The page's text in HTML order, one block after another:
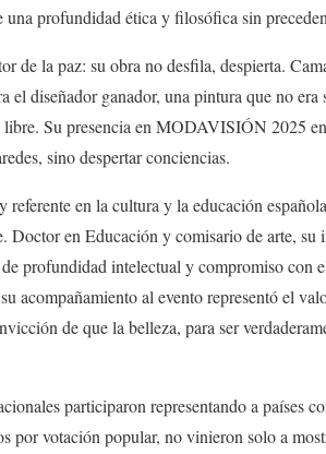
una profundidad ética y filosófica sin
de la paz: su obra no desfila, despierta.
el diseñador ganador, una pintura que no
libre. Su presencia en MODAVISIÓN 2025
sino despertar conciencias.
referente en la cultura y la educación
Doctor en Educación y comisario de arte,
profundidad intelectual y compromiso con
acompañamiento al evento representó el
de que la belleza, para ser
participaron representando a países
por votación popular, no vinieron solo a